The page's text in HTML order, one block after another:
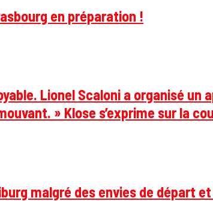
en préparation !
Lionel Scaloni a organisé
» Klose s’exprime sur la
malgré des envies de départ et